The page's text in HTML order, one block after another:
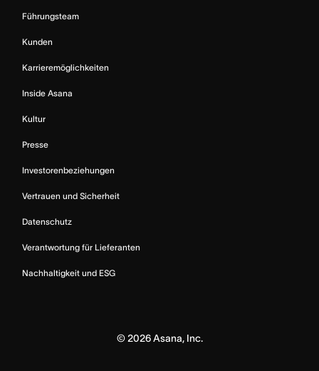
Führungsteam
Kunden
Karrieremöglichkeiten
Inside Asana
Kultur
Presse
Investorenbeziehungen
Vertrauen und Sicherheit
Datenschutz
Verantwortung für Lieferanten
Nachhaltigkeit und ESG
© 2026Asana, Inc.